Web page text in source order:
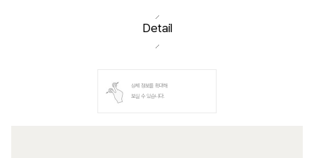
Detail
상세 정보를 확대해
보실 수 있습니다.